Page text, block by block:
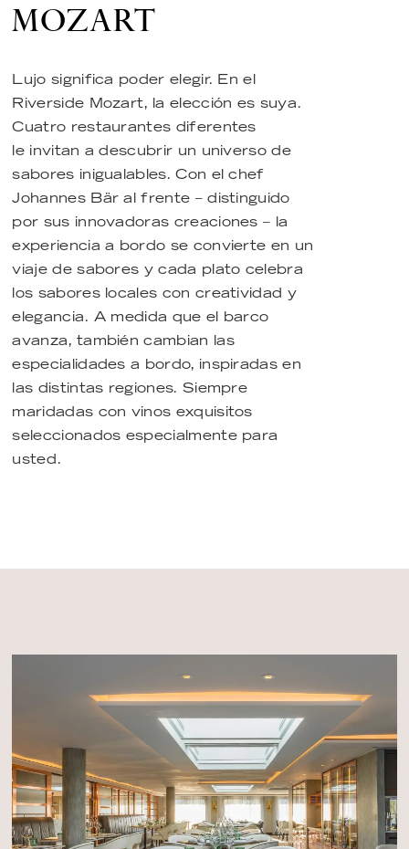
MOZART
Lujo significa poder elegir. En el
Riverside Mozart, la elección es suya.
Cuatro restaurantes diferentes
le invitan a descubrir un universo de
sabores inigualables. Con el chef
Johannes Bär al frente – distinguido
por sus innovadoras creaciones – la
experiencia a bordo se convierte en un
viaje de sabores y cada plato celebra
los sabores locales con creatividad y
elegancia. A medida que el barco
avanza, también cambian las
especialidades a bordo, inspiradas en
las distintas regiones. Siempre
maridadas con vinos exquisitos
seleccionados especialmente para
usted.